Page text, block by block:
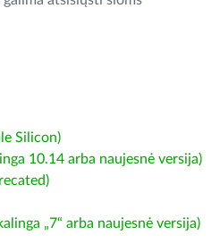
Silicon)
10.14 arba naujesnė versija)
„7“ arba naujesnė versija)